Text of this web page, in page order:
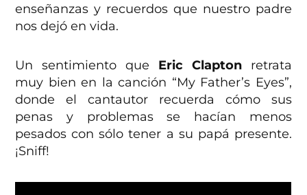
enseñanzas y recuerdos que nuestro padre
nos dejó en vida.
Un sentimiento que Eric Claptonretrata
muy bien en la canción “My Father’s Eyes”,
donde el cantautor recuerda cómo sus
penas y problemas se hacían menos
pesados con sólo tener a su papá presente.
¡Sniff!